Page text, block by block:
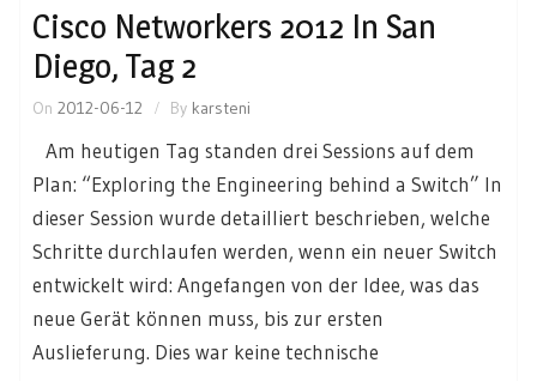
Cisco Networkers 2012 In San
Diego, Tag 2
On 2012-06-12 By karsteni
Am heutigen Tag standen drei Sessions auf dem
Plan: “Exploring the Engineering behind a Switch” In
dieser Session wurde detailliert beschrieben, welche
Schritte durchlaufen werden, wenn ein neuer Switch
entwickelt wird: Angefangen von der Idee, was das
neue Gerät können muss, bis zur ersten
Auslieferung. Dies war keine technische